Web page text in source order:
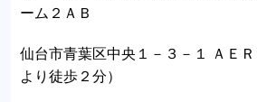
ーム２ＡＢ
仙台市青葉区中央１－３－１ ＡＥ
より徒歩２分）